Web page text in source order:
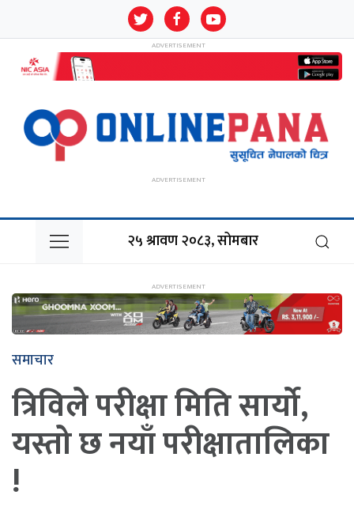
२५ श्रावण २०८३, सोमबार
समाचार
त्रिविले परीक्षा मिति सार्यो,
यस्तो छ नयाँ परीक्षातालिका
!